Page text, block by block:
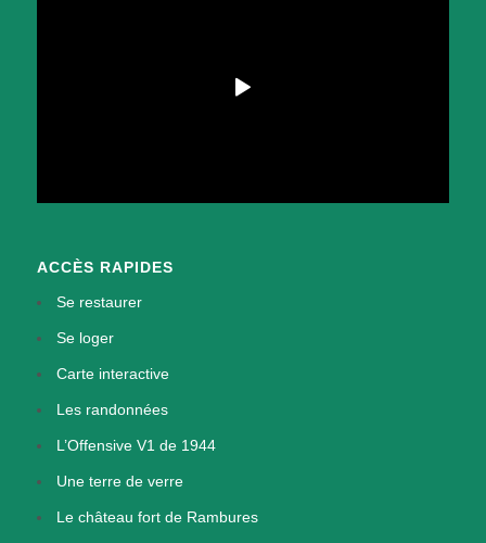
ACCÈS RAPIDES
Se restaurer
Se loger
Carte interactive
Les randonnées
L’Offensive V1 de 1944
Une terre de verre
Le château fort de Rambures